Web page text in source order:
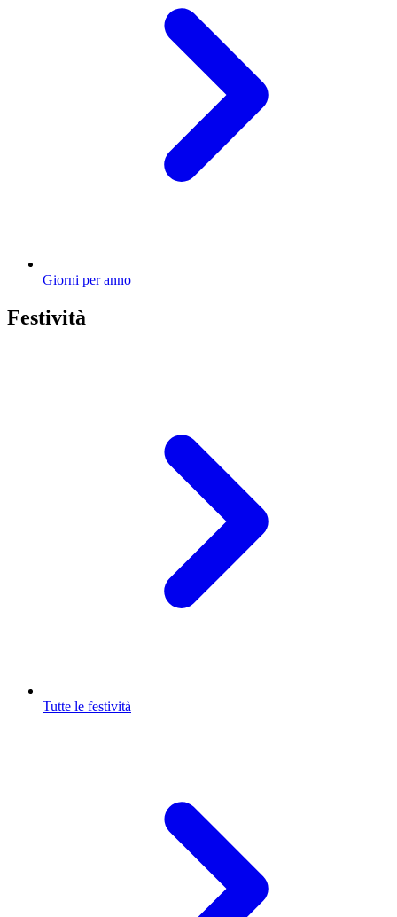
Giorni per anno
Festività
Tutte le festività